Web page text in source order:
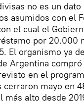
no es un
asumidos con el
el cual el
por 20.000
El organismo ya
Argentina
en el
mayo en
más alto desde